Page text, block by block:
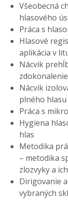
Všeobecná
hlasového
Práca s
Hlasové
aplikácia v
Nácvik
Nácvik
plného hlasu
Práca s
Hygiena
hlas
Metodika
– metodika
zlozvyky a
Dirigovanie
vybraných